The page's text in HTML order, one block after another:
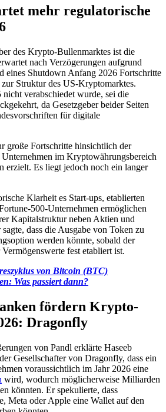
mehr regulatorische
des Krypto-Bullenmarktes ist die
nach Verzögerungen aufgrund
eines Shutdown Anfang 2026 Fortschritte
zur Struktur des US-Kryptomarktes.
verabschiedet wurde, sei die
da Gesetzgeber beider Seiten
für digitale
große Fortschritte hinsichtlich der
im Kryptowährungsbereich
erzielt. Es liegt jedoch noch ein langer
Klarheit es Start-ups, etablierten
500-Unternehmen ermöglichen
Kapitalstruktur neben Aktien und
dass die Ausgabe von Token zu
werden könnte, sobald der
fest etabliert ist.
von Bitcoin (BTC)
Was passiert dann?
fördern Krypto-
Dragonfly
von Pandl erklärte Haseeb
Gesellschafter von Dragonfly, dass ein
voraussichtlich im Jahr 2026 eine
wird, wodurch möglicherweise Milliarden
könnten. Er spekulierte, dass
Meta oder Apple eine Wallet auf den